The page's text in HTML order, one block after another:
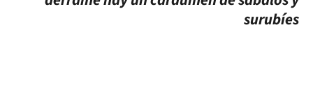
surubíes